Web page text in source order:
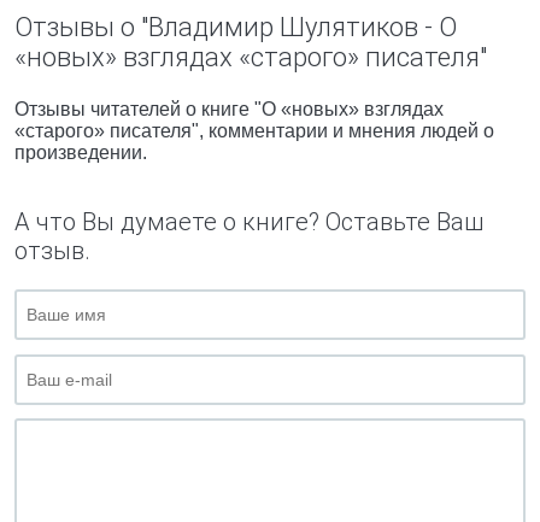
Отзывы о "Владимир Шулятиков - О
«новых» взглядах «старого» писателя"
Отзывы читателей о книге "О «новых» взглядах
«старого» писателя", комментарии и мнения людей о
произведении.
А что Вы думаете о книге? Оставьте Ваш
отзыв.